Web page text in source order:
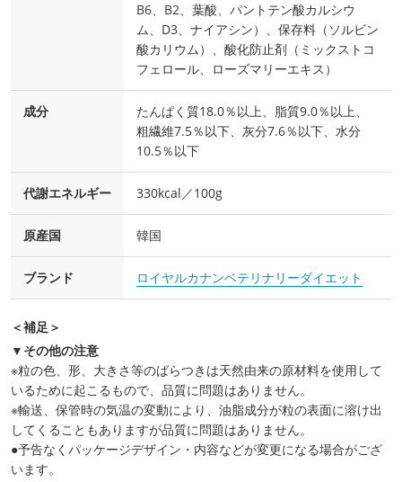
B6、B2、葉酸、パントテン酸カルシウ
ム、D3、ナイアシン）、保存料（ソルビン
酸カリウム）、酸化防止剤（ミックストコ
フェロール、ローズマリーエキス）
成分
たんぱく質18.0％以上、脂質9.0％以上、
粗繊維7.5％以下、灰分7.6％以下、水分
10.5％以下
代謝エネルギー 330kcal／100g
原産国 韓国
ブランド ロイヤルカナンベテリナリーダイエット
＜補足＞
▼その他の注意
※粒の色、形、大きさ等のばらつきは天然由来の原材料を使用して
いるために起こるもので、品質に問題はありません。
※輸送、保管時の気温の変動により、油脂成分が粒の表面に溶け出
してくることもありますが品質に問題はありません。
●予告なくパッケージデザイン・内容などが変更になる場合がござ
います。